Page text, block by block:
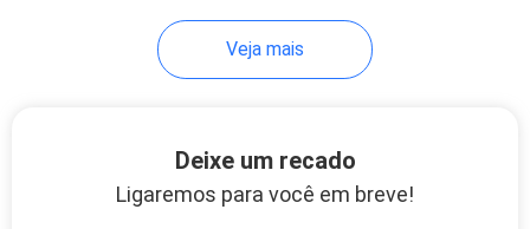
Veja mais
Deixe um recado
Ligaremos para você em breve!